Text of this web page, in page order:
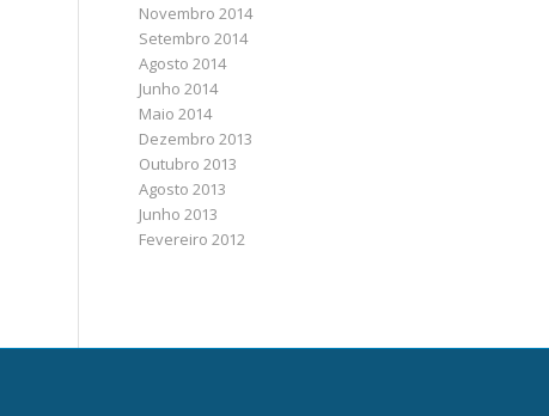
Novembro 2014
Setembro 2014
Agosto 2014
Junho 2014
Maio 2014
Dezembro 2013
Outubro 2013
Agosto 2013
Junho 2013
Fevereiro 2012